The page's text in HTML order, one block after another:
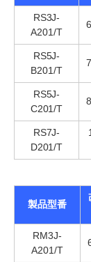
RS3J-
A201/T
RS5J-
B201/T
RS5J-
C201/T
RS7J-
D201/T
製品型番
RM3J-
A201/T